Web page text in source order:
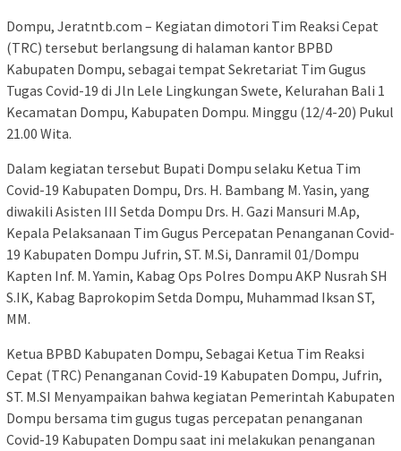
Dompu, Jeratntb.com – Kegiatan dimotori Tim Reaksi Cepat
(TRC) tersebut berlangsung di halaman kantor BPBD
Kabupaten Dompu, sebagai tempat Sekretariat Tim Gugus
Tugas Covid-19 di Jln Lele Lingkungan Swete, Kelurahan Bali 1
Kecamatan Dompu, Kabupaten Dompu. Minggu (12/4-20) Pukul
21.00 Wita.
Dalam kegiatan tersebut Bupati Dompu selaku Ketua Tim
Covid-19 Kabupaten Dompu, Drs. H. Bambang M. Yasin, yang
diwakili Asisten III Setda Dompu Drs. H. Gazi Mansuri M.Ap,
Kepala Pelaksanaan Tim Gugus Percepatan Penanganan Covid-
19 Kabupaten Dompu Jufrin, ST. M.Si, Danramil 01/Dompu
Kapten Inf. M. Yamin, Kabag Ops Polres Dompu AKP Nusrah SH
S.IK, Kabag Baprokopim Setda Dompu, Muhammad Iksan ST,
MM.
Ketua BPBD Kabupaten Dompu, Sebagai Ketua Tim Reaksi
Cepat (TRC) Penanganan Covid-19 Kabupaten Dompu, Jufrin,
ST. M.SI Menyampaikan bahwa kegiatan Pemerintah Kabupaten
Dompu bersama tim gugus tugas percepatan penanganan
Covid-19 Kabupaten Dompu saat ini melakukan penanganan